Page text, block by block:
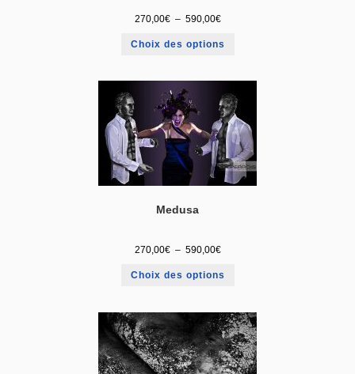
270,00€ – 590,00€
Choix des options
Medusa
270,00€ – 590,00€
Choix des options